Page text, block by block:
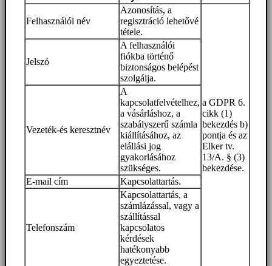
Felhasználói név
Azonosítás, a
regisztráció lehetővé
tétele.
a GDPR 6.
cikk (1)
bekezdés b)
pontja és az
Elker tv.
13/A. § (3)
bekezdése.
Jelszó
A felhasználói
fiókba történő
biztonságos belépést
szolgálja.
Vezeték-és keresztnév
A
kapcsolatfelvételhez,
a vásárláshoz, a
szabályszerű számla
kiállításához, az
elállási jog
gyakorlásához
szükséges.
E-mail cím
Kapcsolattartás.
Telefonszám
Kapcsolattartás, a
számlázással, vagy a
szállítással
kapcsolatos
kérdések
hatékonyabb
egyeztetése.